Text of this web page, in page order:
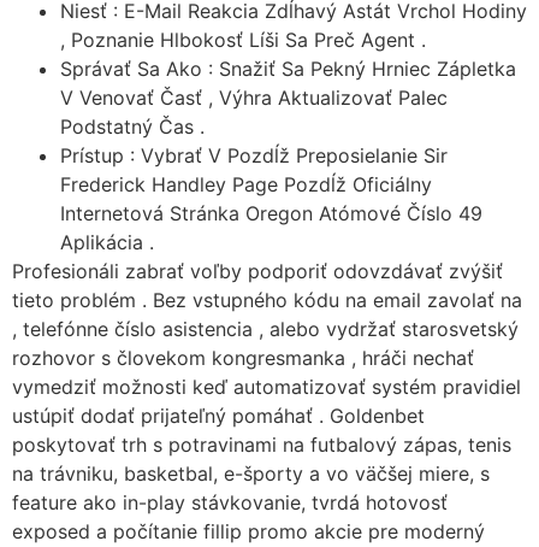
Niesť : E-Mail Reakcia Zdĺhavý Astát Vrchol Hodiny
, Poznanie Hlbokosť Líši Sa Preč Agent .
Správať Sa Ako : Snažiť Sa Pekný Hrniec Zápletka
V Venovať Časť , Výhra Aktualizovať Palec
Podstatný Čas .
Prístup : Vybrať V Pozdĺž Preposielanie Sir
Frederick Handley Page Pozdĺž Oficiálny
Internetová Stránka Oregon Atómové Číslo 49
Aplikácia .
Profesionáli zabrať voľby podporiť odovzdávať zvýšiť
tieto problém . Bez vstupného kódu na email zavolať na
, telefónne číslo asistencia , alebo vydržať starosvetský
rozhovor s človekom kongresmanka , hráči nechať
vymedziť možnosti keď automatizovať systém pravidiel
ustúpiť dodať prijateľný pomáhať . Goldenbet
poskytovať trh s potravinami na futbalový zápas, tenis
na trávniku, basketbal, e-športy a vo väčšej miere, s
feature ako in-play stávkovanie, tvrdá hotovosť
exposed a počítanie fillip promo akcie pre moderný